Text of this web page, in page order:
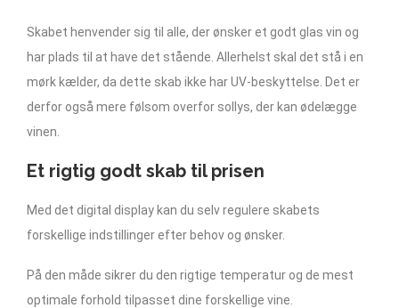
Skabet henvender sig til alle, der ønsker et godt glas vin og
har plads til at have det stående. Allerhelst skal det stå i en
mørk kælder, da dette skab ikke har UV-beskyttelse. Det er
derfor også mere følsom overfor sollys, der kan ødelægge
vinen.
Et rigtig godt skab til prisen
Med det digital display kan du selv regulere skabets
forskellige indstillinger efter behov og ønsker.
På den måde sikrer du den rigtige temperatur og de mest
optimale forhold tilpasset dine forskellige vine.